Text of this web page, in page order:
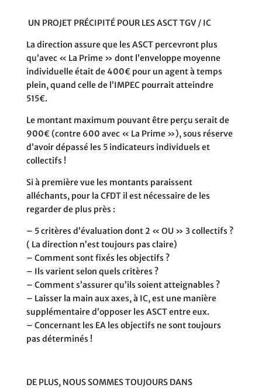
UN PROJET PRÉCIPITÉ POUR LES ASCT TGV / IC
La direction assure que les ASCT percevront plus
qu’avec « La Prime » dont l’enveloppe moyenne
individuelle était de 400€ pour un agent à temps
plein, quand celle de l’IMPEC pourrait atteindre
515€.
Le montant maximum pouvant être perçu serait de
900€ (contre 600 avec « La Prime »), sous réserve
d’avoir dépassé les 5 indicateurs individuels et
collectifs !
Si à première vue les montants paraissent
alléchants, pour la CFDT il est nécessaire de les
regarder de plus près :
– 5 critères d’évaluation dont 2 « OU » 3 collectifs ?
( La direction n’est toujours pas claire)
– Comment sont fixés les objectifs ?
– Ils varient selon quels critères ?
– Comment s’assurer qu’ils soient atteignables ?
– Laisser la main aux axes, à IC, est une manière
supplémentaire d’opposer les ASCT entre eux.
– Concernant les EA les objectifs ne sont toujours
pas déterminés !
DE PLUS, NOUS SOMMES TOUJOURS DANS